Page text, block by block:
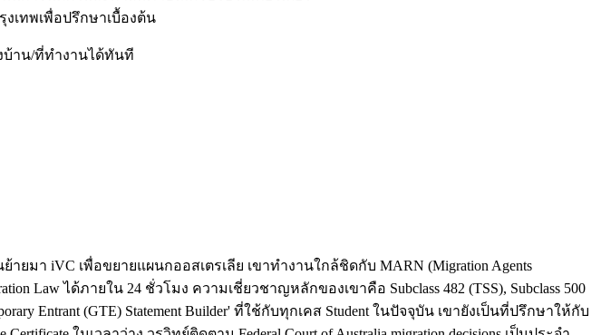
เทพเพื่อปรึกษาเบื้องต้น
บ้าน/ที่ทำงานได้ทันที
ย้ายมา iVC เพื่อขยายแผนกออสเตรเลีย เขาทำงานใกล้ชิดกับ MARN (Migration Agents
Law ได้ภายใน 24 ชั่วโมง ความเชี่ยวชาญหลักของเขาคือ Subclass 482 (TSS), Subclass 500
Entrant (GTE) Statement Builder' ที่ใช้กับทุกเคส Student ในปัจจุบัน เขายังเป็นที่ปรึกษาให้กับ